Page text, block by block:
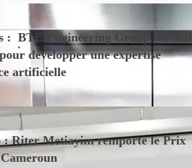
: BTE Engineering Group investit
développer une expertise
artificielle
: Riter Metiayim remporte le Prix